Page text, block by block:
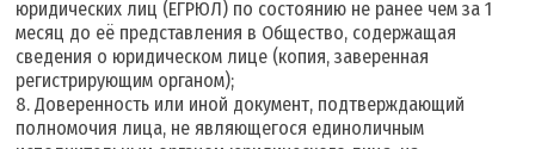
юридических лиц (ЕГРЮЛ) по состоянию не ранее чем за 1
месяц до её представления в Общество, содержащая
сведения о юридическом лице (копия, заверенная
регистрирующим органом);
8. Доверенность или иной документ, подтверждающий
полномочия лица, не являющегося единоличным